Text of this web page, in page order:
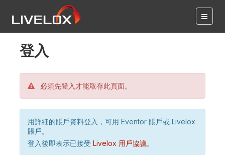
登入
必須先登入才能取存此頁面。
用詳細的賬戶資料登入，可用 Eventor 賬戶或 Livelox
賬戶。
登入後即表示已接受 Livelox 用戶協議。